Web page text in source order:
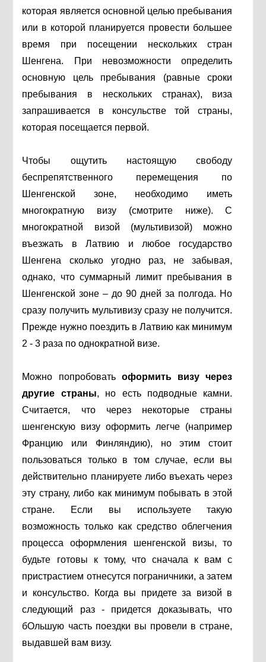
которая является основной целью пребывания
или в которой планируется провести большее
время при посещении нескольких стран
Шенгена. При невозможности определить
основную цель пребывания (равные сроки
пребывания в нескольких странах), виза
запрашивается в консульстве той страны,
которая посещается первой.
Чтобы ощутить настоящую свободу
беспрепятственного перемещения по
Шенгенской зоне, необходимо иметь
многократную визу (смотрите ниже). С
многократной визой (мультивизой) можно
въезжать в Латвию и любое государство
Шенгена сколько угодно раз, не забывая,
однако, что суммарный лимит пребывания в
Шенгенской зоне – до 90 дней за полгода. Но
сразу получить мультивизу сразу не получится.
Прежде нужно поездить в Латвию как минимум
2 - 3 раза по однократной визе.
Можно попробовать оформить визу через
другие страны, но есть подводные камни.
Считается, что через некоторые страны
шенгенскую визу оформить легче (например
Францию или Финляндию), но этим стоит
пользоваться только в том случае, если вы
действительно планируете либо въехать через
эту страну, либо как минимум побывать в этой
стране. Если вы используете такую
возможность только как средство облегчения
процесса оформления шенгенской визы, то
будьте готовы к тому, что сначала к вам с
пристрастием отнесутся пограничники, а затем
и консульство. Когда вы придете за визой в
следующий раз - придется доказывать, что
бОльшую часть поездки вы провели в стране,
выдавшей вам визу.